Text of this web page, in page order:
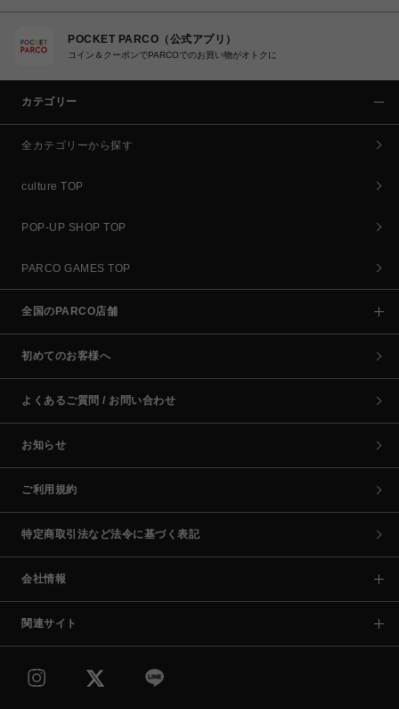
POCKET PARCO（公式アプリ）
コイン＆クーポンでPARCOでのお買い物がオトクに
カテゴリー
全カテゴリーから探す
culture TOP
POP-UP SHOP TOP
PARCO GAMES TOP
全国のPARCO店舗
初めてのお客様へ
よくあるご質問 / お問い合わせ
お知らせ
ご利用規約
特定商取引法など法令に基づく表記
会社情報
関連サイト